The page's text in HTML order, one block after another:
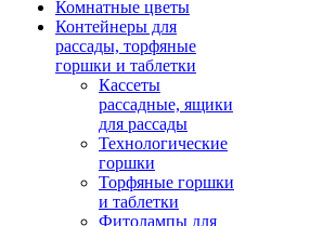
Комнатные цветы
Контейнеры для
рассады, торфяные
горшки и таблетки
Кассеты
рассадные, ящики
для рассады
Технологические
горшки
Торфяные горшки
и таблетки
Фитолампы для